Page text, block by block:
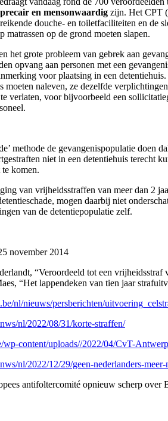
en mensonwaardig zijn. Het CPT
douche- en toiletfaciliteiten en de
matrassen op de grond moeten slapen.
het grote probleem van gebrek aan
opvang aan personen met een
voor plaatsing in een
moeten naleven, ze dezelfde
verlaten, voor bijvoorbeeld een
methode de gevangenispopulatie
niet in een detentiehuis terecht
te komen.
van vrijheidsstraffen van meer dan 2
mogen daarbij niet
van de detentiepopulatie zelf.
november 2014
“Veroordeeld tot een
“Het lappendeken van tien jaar
nl/nieuws/persberichten/
nl/2022/08/31/korte-straffen/
wp-content/uploads//2022/04/CvT-
nl/2022/12/29/geen-nederlanders-
antifoltercomité opnieuw scherp over